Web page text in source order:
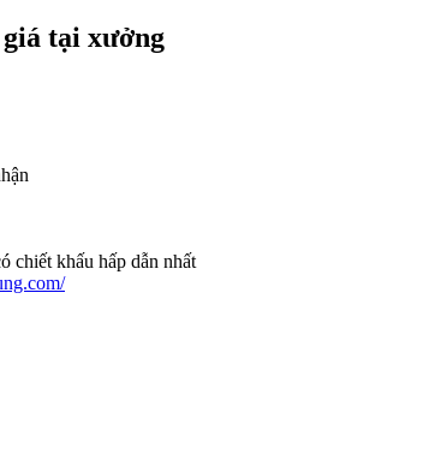
tại xưởng
chiết khấu hấp dẫn nhất